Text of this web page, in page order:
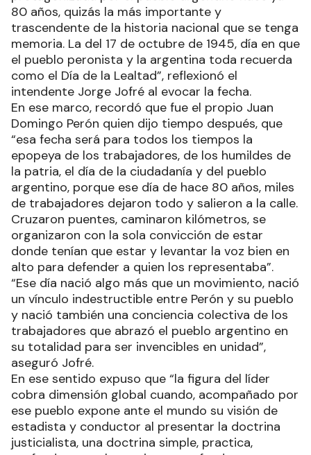
80 años, quizás la más importante y
trascendente de la historia nacional que se tenga
memoria. La del 17 de octubre de 1945, día en que
el pueblo peronista y la argentina toda recuerda
como el Día de la Lealtad”, reflexionó el
intendente Jorge Jofré al evocar la fecha.
En ese marco, recordó que fue el propio Juan
Domingo Perón quien dijo tiempo después, que
“esa fecha será para todos los tiempos la
epopeya de los trabajadores, de los humildes de
la patria, el día de la ciudadanía y del pueblo
argentino, porque ese día de hace 80 años, miles
de trabajadores dejaron todo y salieron a la calle.
Cruzaron puentes, caminaron kilómetros, se
organizaron con la sola convicción de estar
donde tenían que estar y levantar la voz bien en
alto para defender a quien los representaba”.
“Ese día nació algo más que un movimiento, nació
un vínculo indestructible entre Perón y su pueblo
y nació también una conciencia colectiva de los
trabajadores que abrazó el pueblo argentino en
su totalidad para ser invencibles en unidad”,
aseguró Jofré.
En ese sentido expuso que “la figura del líder
cobra dimensión global cuando, acompañado por
ese pueblo expone ante el mundo su visión de
estadista y conductor al presentar la doctrina
justicialista, una doctrina simple, practica,